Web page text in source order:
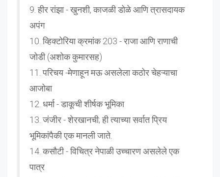
9. हीर रांझा - खुनशी, काजळी डोळे आणि त्रासदायक
अपंग
10. व्हिक्टोरिया क्रमांक 203 - राजा आणि राणाची
जोडी (अशोक कुमारसह)
11. परिचय -मेणाहून मऊ असलेला कठोर चेहऱ्याचा
आजोबा
12. धर्मा - डाकूची शीर्षक भूमिका
13. जंजीर - शेरखानची; ही त्याच्या सर्वात प्रिय
भूमिकांपैकी एक मानली जाते.
14. कसौटी - विचित्र नेपाळी उच्चारण असलेले एक
पात्र